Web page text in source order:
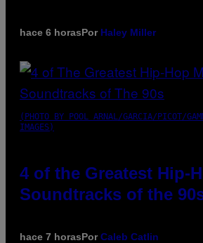
hace 6 horasPor Haley Miller
(PHOTO BY POOL ARNAL/GARCIA/PICOT/
IMAGES)
4 of the Greatest Hip-
Soundtracks of the
hace 7 horasPorCaleb Catlin